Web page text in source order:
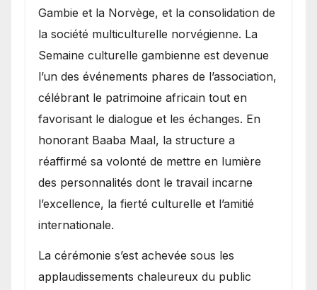
Gambie et la Norvège, et la consolidation de
la société multiculturelle norvégienne. La
Semaine culturelle gambienne est devenue
l’un des événements phares de l’association,
célébrant le patrimoine africain tout en
favorisant le dialogue et les échanges. En
honorant Baaba Maal, la structure a
réaffirmé sa volonté de mettre en lumière
des personnalités dont le travail incarne
l’excellence, la fierté culturelle et l’amitié
internationale.
​La cérémonie s’est achevée sous les
applaudissements chaleureux du public